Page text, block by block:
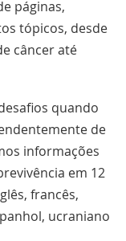
páginas,
tópicos, desde
câncer até
quando
de
informações
em 12
francês,
ucraniano